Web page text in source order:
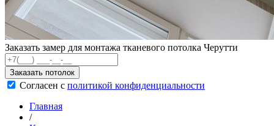
Заказать замер для монтажа тканевого потолка Черутти
Заказать потолок
Согласен с политикой конфиденциальности
Главная
/